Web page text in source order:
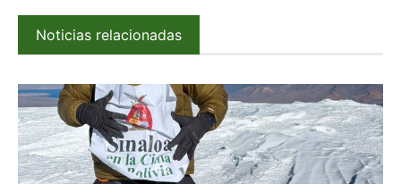
Noticias relacionadas